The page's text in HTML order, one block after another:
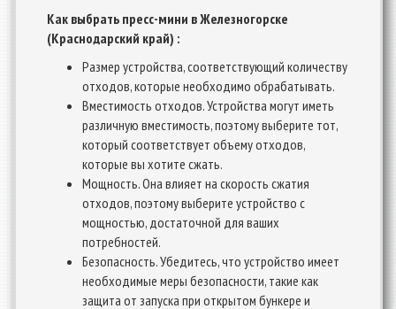
Как выбрать пресс-мини в Железногорске
(Краснодарский край) :
Размер устройства, соответствующий количеству
отходов, которые необходимо обрабатывать.
Вместимость отходов. Устройства могут иметь
различную вместимость, поэтому выберите тот,
который соответствует объему отходов,
которые вы хотите сжать.
Мощность. Она влияет на скорость сжатия
отходов, поэтому выберите устройство с
мощностью, достаточной для ваших
потребностей.
Безопасность. Убедитесь, что устройство имеет
необходимые меры безопасности, такие как
защита от запуска при открытом бункере и